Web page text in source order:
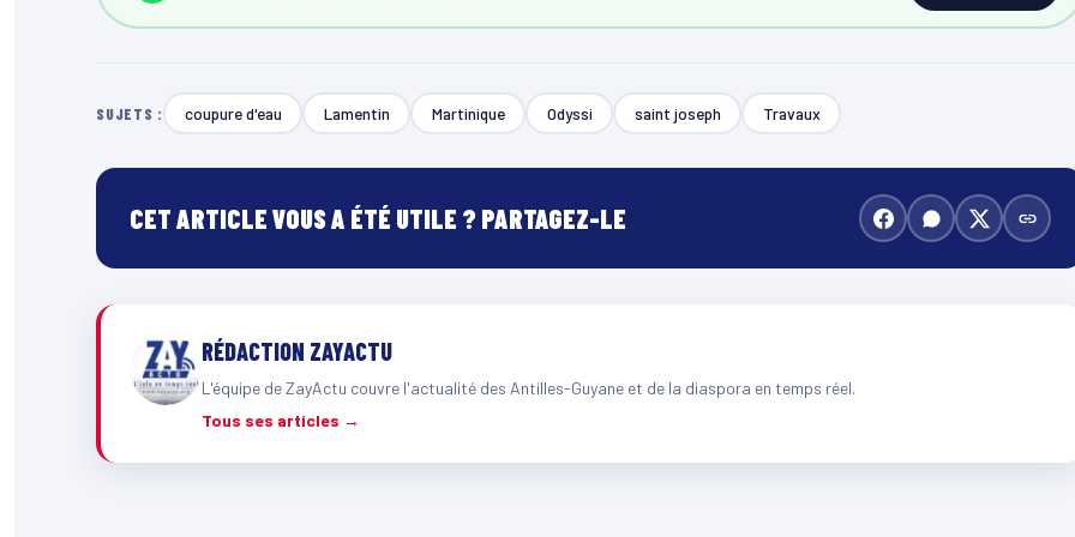
SUJETS : coupure d'eau Lamentin Martinique Odyssi saint joseph Travaux
CET ARTICLE VOUS A ÉTÉ UTILE ? PARTAGEZ-LE
RÉDACTION ZAYACTU
L'équipe de ZayActu couvre l'actualité des Antilles-Guyane et de la diaspora en temps réel.
Tous ses articles →